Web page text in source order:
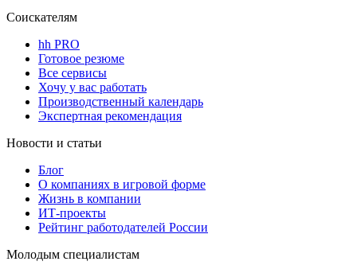
Соискателям
hh PRO
Готовое резюме
Все сервисы
Хочу у вас работать
Производственный календарь
Экспертная рекомендация
Новости и статьи
Блог
О компаниях в игровой форме
Жизнь в компании
ИТ-проекты
Рейтинг работодателей России
Молодым специалистам